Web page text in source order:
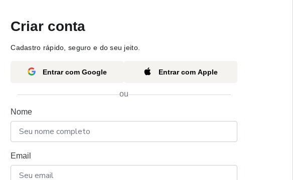
Criar conta
Cadastro rápido, seguro e do seu jeito.
Entrar com Google Entrar com Apple
ou
Nome
Email